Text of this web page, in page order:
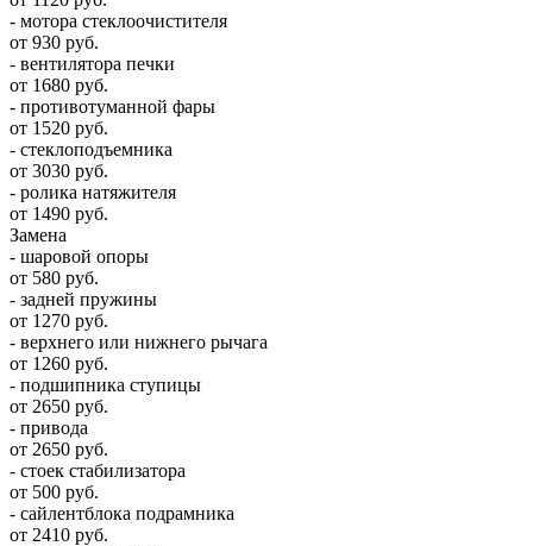
- мотора стеклоочистителя
от 930 руб.
- вентилятора печки
от 1680 руб.
- противотуманной фары
от 1520 руб.
- стеклоподъемника
от 3030 руб.
- ролика натяжителя
от 1490 руб.
Замена
- шаровой опоры
от 580 руб.
- задней пружины
от 1270 руб.
- верхнего или нижнего рычага
от 1260 руб.
- подшипника ступицы
от 2650 руб.
- привода
от 2650 руб.
- стоек стабилизатора
от 500 руб.
- сайлентблока подрамника
от 2410 руб.